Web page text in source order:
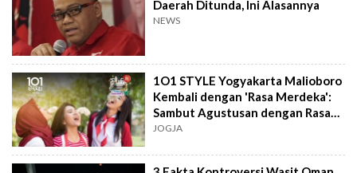
Daerah Ditunda, Ini Alasannya
NEWS
1O1 STYLE Yogyakarta Malioboro
Kembali dengan 'Rasa Merdeka':
Sambut Agustusan dengan Rasa
dan Tawa
JOGJA